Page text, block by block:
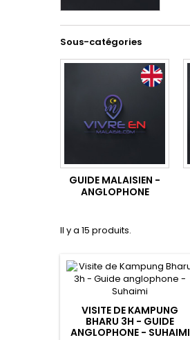
Sous-catégories
GUIDE MALAISIEN -
ANGLOPHONE
Il y a 15 produits.
VISITE DE KAMPUNG
BHARU 3H - GUIDE
ANGLOPHONE - SUHAIMI